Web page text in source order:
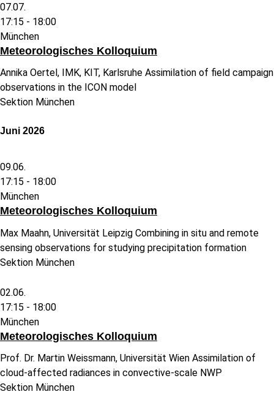
07.07.
17:15 - 18:00
München
Meteorologisches Kolloquium
Annika Oertel, IMK, KIT, Karlsruhe Assimilation of field campaign
observations in the ICON model
Sektion München
Juni 2026
09.06.
17:15 - 18:00
München
Meteorologisches Kolloquium
Max Maahn, Universität Leipzig Combining in situ and remote
sensing observations for studying precipitation formation
Sektion München
02.06.
17:15 - 18:00
München
Meteorologisches Kolloquium
Prof. Dr. Martin Weissmann, Universität Wien Assimilation of
cloud-affected radiances in convective-scale NWP
Sektion München